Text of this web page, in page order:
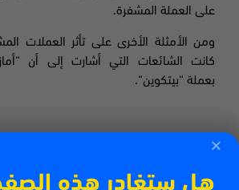
على العملة المشفرة.
ومن الأمثلة الأخرى على تأثر العملات
كانت الشائعات التي أشارت إلى أن “
بعملة “بيتكوين“.
خطط المستقبل – التجارة الإلكترونية
هل ستغادر هذه